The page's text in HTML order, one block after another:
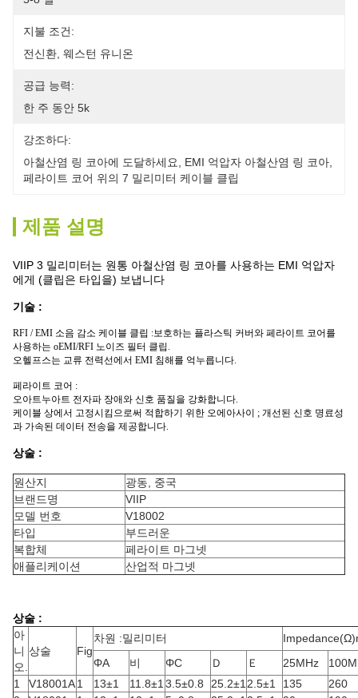
지불 조건:
전신환, 웨스턴 유니온
공급 능력:
한 주 동안 5k
강조하다:
아철산염 링 코아에 도달하세요
EMI 억압자 아철산염 링 코아
페라이트 코어 위의 7 밀리미터 케이블 클립
제품 설명
VIIP 3 밀리미터는 원통 아철산염 링 코아를 사용하는 EMI 억압자
에게 (클립은 타입을) 보냅니다
기술 :
RFI / EMI 소음 감소 케이블 클립 :보호하는 플라스틱 커버와 페라이트 코어를
사용하는 oEMI/RFI 노이즈 필터 클립.
오헬프스는 교류 전력선에서 EMI 침해를 억누릅니다.
페라이트 코어 :
오아트누아트 전자파 장애와 신호 품질을 강화합니다.
케이블 상에서 고정시킴으로써 적합하기 위한 오에아사이 ; 개선된 신호 명료성
과 가속된 데이터 전송을 제공합니다.
상술 :
원산지
광동, 중국
브랜드명
VIIP
모델 번호
V18002
타입
부드러운
복합체
페라이트 마그넷
애플리케이션
산업적 마그넷
상술 :
아
니
오.
상술 Fig
차원 :밀리미터
ΦA
비 ΦC Ｄ Ｅ 25MHz
1
V18001A1 13±1 11.8±1 3.5±0.8 25.2±1 2.5±1 135
260